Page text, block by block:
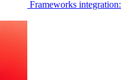
Frameworks integration: